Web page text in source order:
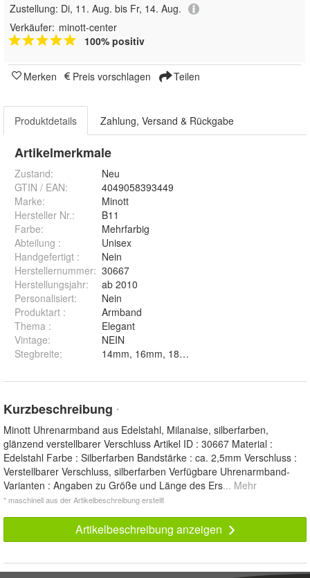
Zustellung: Di, 11. Aug. bis Fr, 14. Aug.
Verkäufer: minott-center
100% positiv
Merken Preis vorschlagen Teilen
Produktdetails Zahlung, Versand & Rückgabe
Artikelmerkmale
Zustand:
Neu
GTIN / EAN:
4049058393449
Marke:
Minott
Hersteller Nr.:
B11
Farbe:
Mehrfarbig
Abteilung :
Unisex
Handgefertigt :
Nein
Herstellernummer: 30667
Herstellungsjahr:
ab 2010
Personalisiert:
Nein
Produktart :
Armband
Thema :
Elegant
Vintage:
NEIN
Stegbreite:
Kurzbeschreibung *
Minott Uhrenarmband aus Edelstahl, Milanaise, silberfarben,
glänzend verstellbarer Verschluss Artikel ID : 30667 Material :
Edelstahl Farbe : Silberfarben Bandstärke : ca. 2,5mm Verschluss :
Verstellbarer Verschluss, silberfarben Verfügbare Uhrenarmband-
Varianten : Angaben zu Größe und Länge des Ers... Mehr
* maschinell aus der Artikelbeschreibung erstellt
Artikelbeschreibung anzeigen